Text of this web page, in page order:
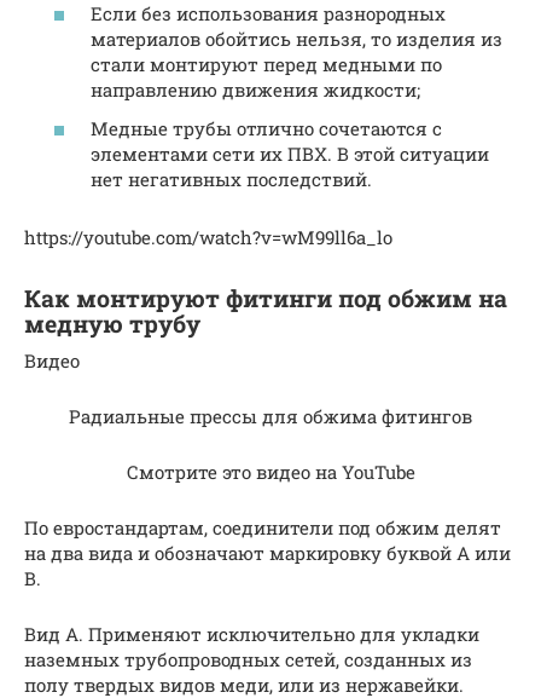
Если без использования разнородных
материалов обойтись нельзя, то изделия из
стали монтируют перед медными по
направлению движения жидкости;
Медные трубы отлично сочетаются с
элементами сети их ПВХ. В этой ситуации
нет негативных последствий.
https://youtube.com/watch?v=wM99ll6a_lo
Как монтируют фитинги под обжим на
медную трубу
Видео
Радиальные прессы для обжима фитингов
Смотрите это видео на YouTube
По евростандартам, соединители под обжим делят
на два вида и обозначают маркировку буквой А или
В.
Вид А. Применяют исключительно для укладки
наземных трубопроводных сетей, созданных из
полу твердых видов меди, или из нержавейки.